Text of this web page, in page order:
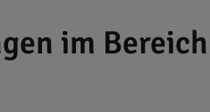
im Bereich